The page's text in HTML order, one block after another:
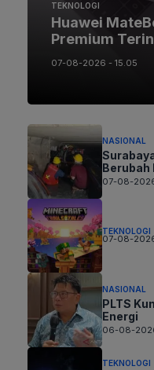
TEKNOLOGI
Huawei
Premium
07-08-2026 - 15.05
NASIONAL
Berubah
07-08-
TEKNOLOGI
07-08-
NASIONAL
PLTS
Energi
06-08-
TEKNOLOGI